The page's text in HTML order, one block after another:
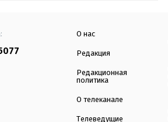
О нас
Редакция
Редакционная
политика
О телеканале
Телеведущие